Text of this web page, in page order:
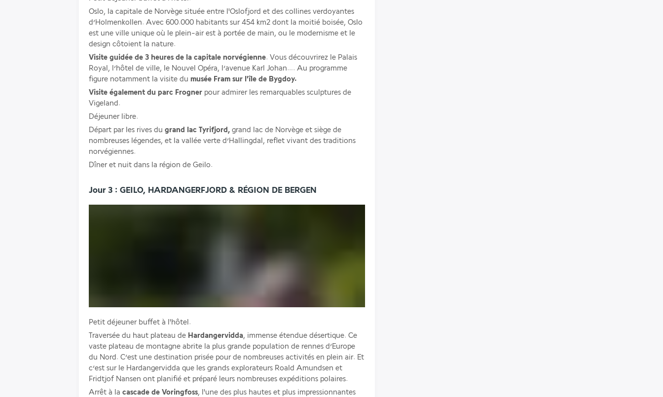
Oslo, la capitale de Norvège située entre l'Oslofjord et des collines verdoyantes
d’Holmenkollen. Avec 600.000 habitants sur 454 km2 dont la moitié boisée, Oslo
est une ville unique où le plein-air est à portée de main, ou le modernisme et le
design côtoient la nature.
Visite guidée de 3 heures de la capitale norvégienne. Vous découvrirez le Palais
Royal, l’hôtel de ville, le Nouvel Opéra, l’avenue Karl Johan…. Au programme
figure notamment la visite du musée Fram sur l'île de Bygdoy.
Visite également du parc Frogner pour admirer les remarquables sculptures de
Vigeland.
Déjeuner libre.
Départ par les rives du grand lac Tyrifjord, grand lac de Norvège et siège de
nombreuses légendes, et la vallée verte d’Hallingdal, reflet vivant des traditions
norvégiennes.
Dîner et nuit dans la région de Geilo.
Jour 3 : GEILO, HARDANGERFJORD & RÉGION DE BERGEN
Petit déjeuner buffet à l'hôtel.
Traversée du haut plateau de Hardangervidda, immense étendue désertique. Ce
vaste plateau de montagne abrite la plus grande population de rennes d’Europe
du Nord. C’est une destination prisée pour de nombreuses activités en plein air. Et
c’est sur le Hardangervidda que les grands explorateurs Roald Amundsen et
Fridtjof Nansen ont planifié et préparé leurs nombreuses expéditions polaires.
Arrêt à la cascade de Voringfoss, l'une des plus hautes et plus impressionnantes